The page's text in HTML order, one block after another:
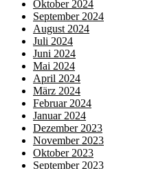
Oktober 2024
September 2024
August 2024
Juli 2024
Juni 2024
Mai 2024
April 2024
März 2024
Februar 2024
Januar 2024
Dezember 2023
November 2023
Oktober 2023
September 2023